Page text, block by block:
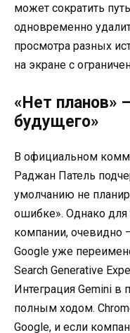
может сократить
одновременно
просмотра разных
на экране с
«Нет планов»
будущего»
В официальном
Раджан Патель
умолчанию не
ошибке». Однако для
компании, очевидно
Google уже
Search Generative
Интеграция Gemini
полным ходом.
Google, и если